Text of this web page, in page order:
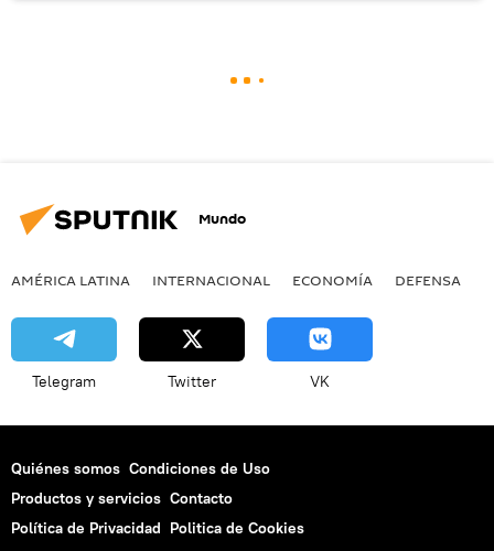
Mundo
AMÉRICA LATINA INTERNACIONAL ECONOMÍA DEFENSA
Telegram Twitter VK
Quiénes somos Condiciones de Uso
Productos y servicios Contacto
Política de Privacidad Politica de Cookies